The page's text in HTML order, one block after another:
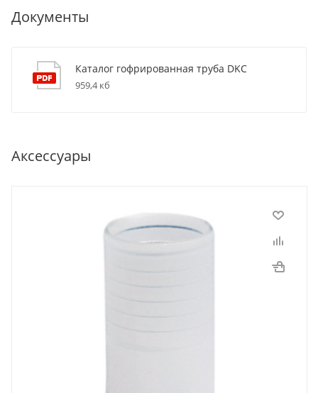
Документы
Каталог гофрированная труба DKC
959,4 кб
Аксессуары